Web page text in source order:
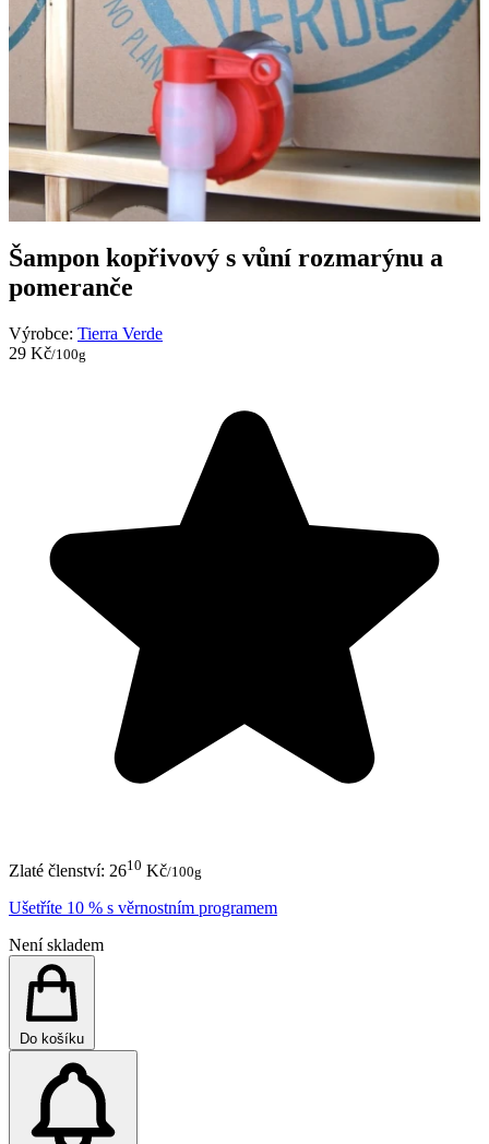
Šampon kopřivový s vůní rozmarýnu a
pomeranče
Výrobce: Tierra Verde
29 Kč/100g
Zlaté členství: 2610 Kč/100g
Ušetříte 10 % s věrnostním programem
Není skladem
Do košíku